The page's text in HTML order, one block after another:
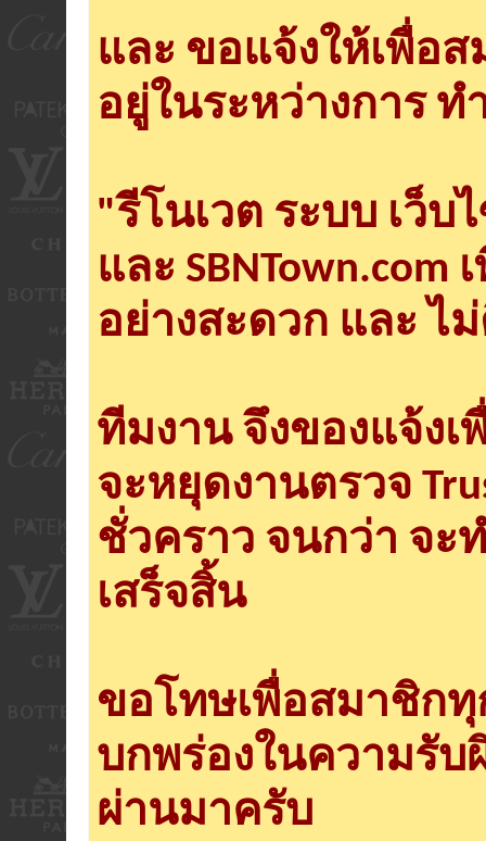
และ ขอแจ้งให้เพื่อ
อยู่ในระหว่างการ ท
"รีโนเวต ระบบ เว็บ
และ
อย่างสะดวก และ ไ
ทีมงาน จึงของแจ้ง
จะหยุดงานตรวจ
ชั่วคราว จนกว่า จะ
เสร็จสิ้น
ขอโทษเพื่อสมาชิก
บกพร่องในความรั
ผ่านมาครับ